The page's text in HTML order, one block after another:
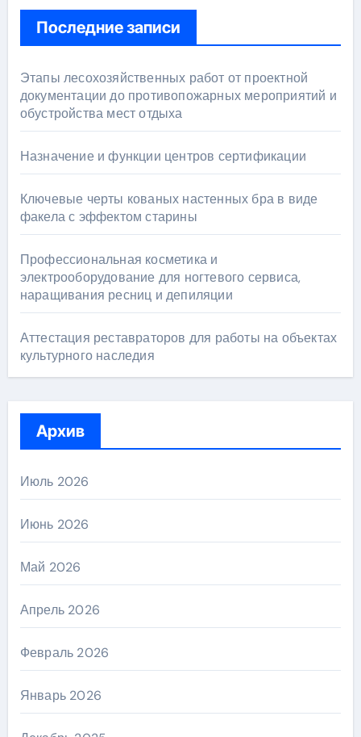
Последние записи
Этапы лесохозяйственных работ от проектной
документации до противопожарных мероприятий и
обустройства мест отдыха
Назначение и функции центров сертификации
Ключевые черты кованых настенных бра в виде
факела с эффектом старины
Профессиональная косметика и
электрооборудование для ногтевого сервиса,
наращивания ресниц и депиляции
Аттестация реставраторов для работы на объектах
культурного наследия
Архив
Июль 2026
Июнь 2026
Май 2026
Апрель 2026
Февраль 2026
Январь 2026